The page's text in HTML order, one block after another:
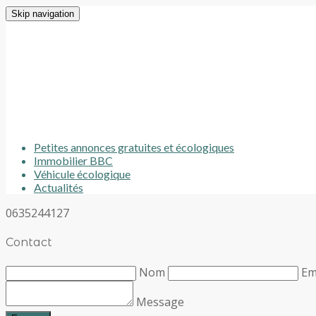
Skip navigation
Petites annonces gratuites et écologiques
Immobilier BBC
Véhicule écologique
Actualités
0635244127
Contact
Nom
Message